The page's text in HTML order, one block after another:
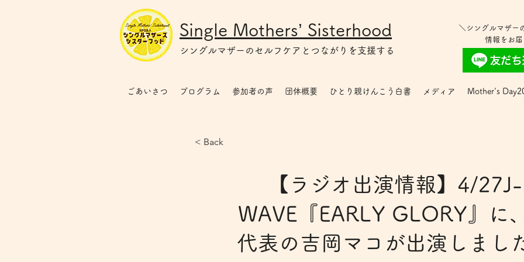
Single Mothers’ Sisterhood
シングルマザー のセルフケアとつながりを支援する
＼シングルマザー
情報をお届
ごあいさつ プログラム 参加者の声 団体概要 ひとり親けんこう白書 メディア Mother's
< Back
【ラジオ出演情報】4/27J-
WAVE『EARLY GLORY』に
代表の吉岡マコが出演しまし